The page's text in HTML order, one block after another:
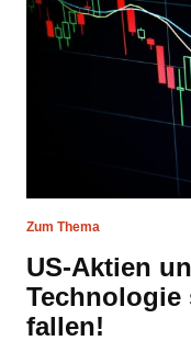
Zum Thema
US-Aktien
Technologie
fallen!